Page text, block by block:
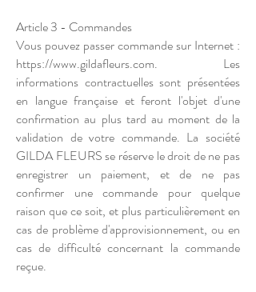
Article 3 - Commandes
Vous pouvez passer commande sur Internet :
https://www.gildafleurs.com. Les
informations contractuelles sont présentées
en langue française et feront l'objet d'une
confirmation au plus tard au moment de la
validation de votre commande. La société
GILDA FLEURS se réserve le droit de ne pas
enregistrer un paiement, et de ne pas
confirmer une commande pour quelque
raison que ce soit, et plus particulièrement en
cas de problème d'approvisionnement, ou en
cas de difficulté concernant la commande
reçue.